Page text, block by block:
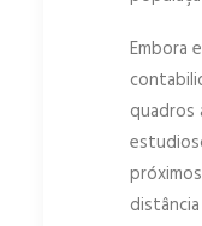
Embora
quadros